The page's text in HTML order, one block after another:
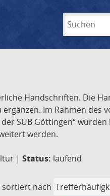
Handschriften. Die
Im Rahmen des
SUB Göttingen“ wurden
werden.
| Status: laufend
sortiert nach